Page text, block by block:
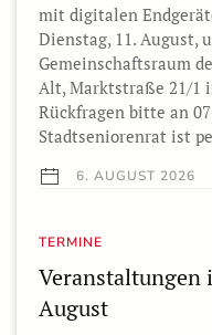
mit digitalen
Dienstag, 11. August,
Gemeinschaftsraum
Alt, Marktstraße 21/1
Rückfragen bitte an
Stadtseniorenrat ist
6. AUGUST 2026
TERMINE
Veranstaltungen
August